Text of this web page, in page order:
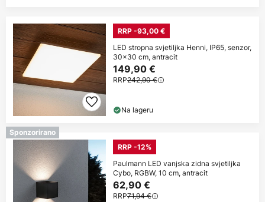
RRP -93,00 €
LED stropna svjetiljka Henni, IP65, senzor,
30x30 cm, antracit
149,90 €
RRP242,90 €
Na lageru
Sponzorirano
RRP -12%
Paulmann LED vanjska zidna svjetiljka
Cybo, RGBW, 10 cm, antracit
62,90 €
RRP71,94 €